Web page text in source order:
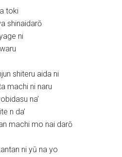
toki
shinaidarō
ni
shiteru aida ni
machi ni naru
na’
n da’
machi mo nai darō
ni yū na yo